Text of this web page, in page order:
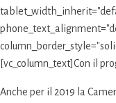
[vc_column_text]Con il
Anche per il 2019 la